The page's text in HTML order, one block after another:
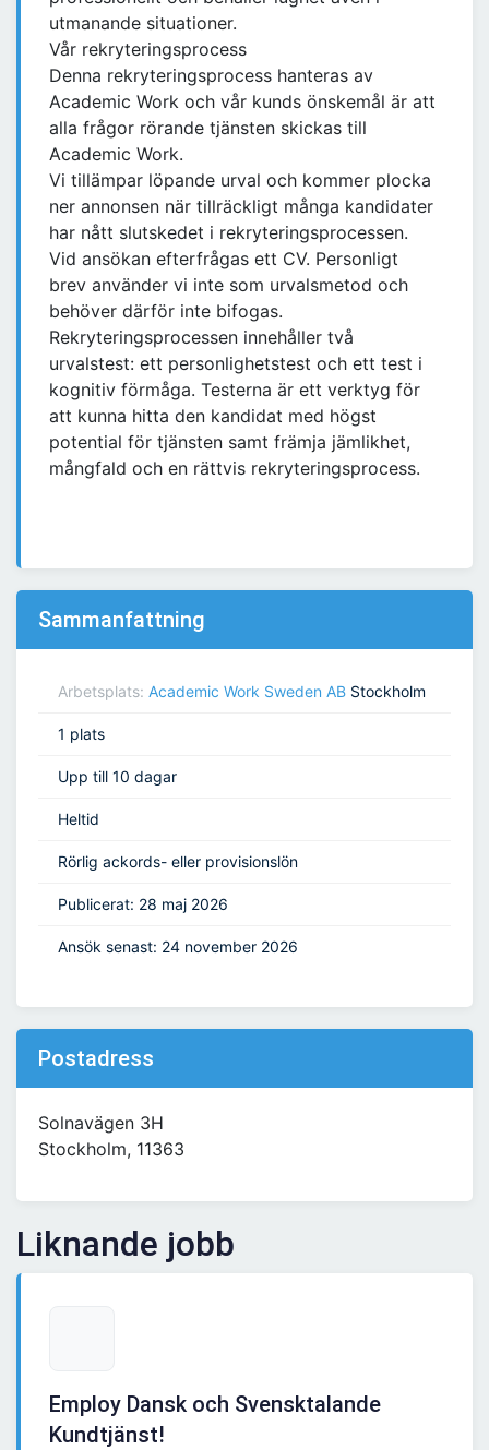
utmanande situationer.
Vår rekryteringsprocess
Denna rekryteringsprocess hanteras av
Academic Work och vår kunds önskemål är att
alla frågor rörande tjänsten skickas till
Academic Work.
Vi tillämpar löpande urval och kommer plocka
ner annonsen när tillräckligt många kandidater
har nått slutskedet i rekryteringsprocessen.
Vid ansökan efterfrågas ett CV. Personligt
brev använder vi inte som urvalsmetod och
behöver därför inte bifogas.
Rekryteringsprocessen innehåller två
urvalstest: ett personlighetstest och ett test i
kognitiv förmåga. Testerna är ett verktyg för
att kunna hitta den kandidat med högst
potential för tjänsten samt främja jämlikhet,
mångfald och en rättvis rekryteringsprocess.
Sammanfattning
Arbetsplats: Academic Work Sweden AB Stockholm
1 plats
Upp till 10 dagar
Heltid
Rörlig ackords- eller provisionslön
Publicerat: 28 maj 2026
Ansök senast: 24 november 2026
Postadress
Solnavägen 3H
Stockholm, 11363
Liknande jobb
Employ Dansk och Svensktalande
Kundtjänst!